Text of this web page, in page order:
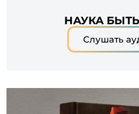
НАУКА
Слушать